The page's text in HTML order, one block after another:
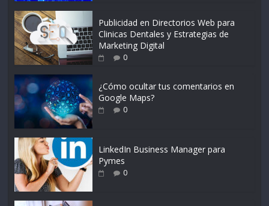
Publicidad en Directorios Web para
Clinicas Dentales y Estrategias de
Marketing Digital
0
¿Cómo ocultar tus comentarios en
Google Maps?
0
LinkedIn Business Manager para
Pymes
0